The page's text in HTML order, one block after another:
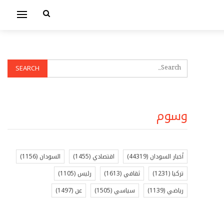
وسوم
أخبار السودان (44319) اقتصادي (1455) السودان (1156)
تركيا (1231) ثقافي (1613) رئيس (1105)
رياضي (1139) سياسي (1505) عن (1497)